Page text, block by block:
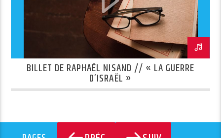
BILLET DE RAPHAËL NISAND // « LA GUERRE
D’ISRAËL »